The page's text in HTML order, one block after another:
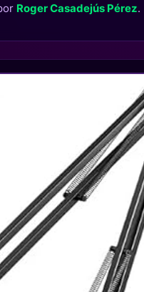
Roger Casadejús Pérez.